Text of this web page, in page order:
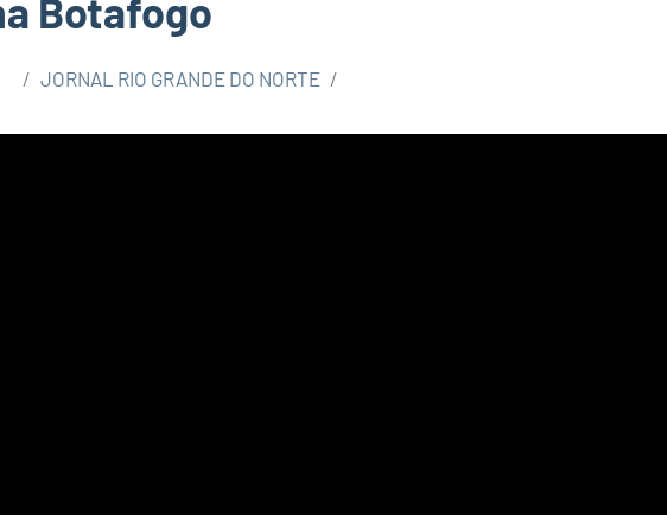
Botafogo
JORNAL RIO GRANDE DO NORTE